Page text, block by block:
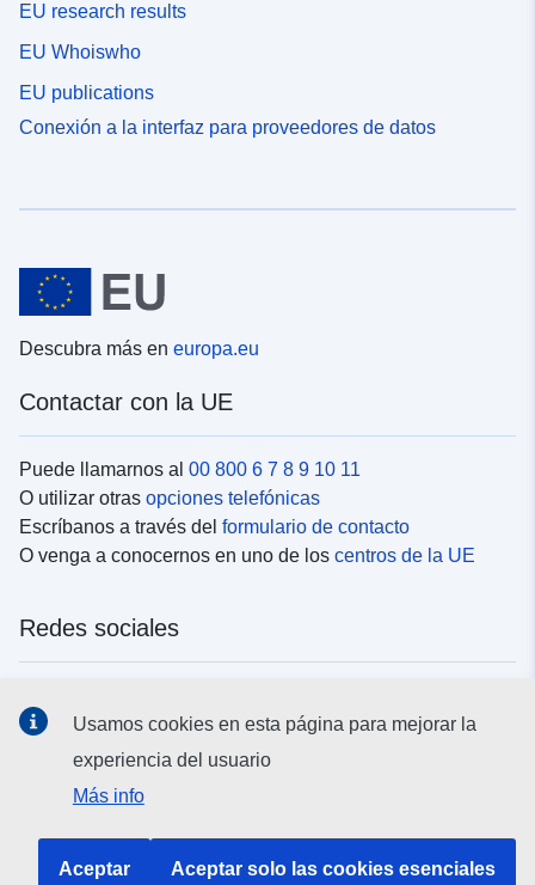
EU research results
EU Whoiswho
EU publications
Conexión a la interfaz para proveedores de datos
Descubra más en europa.eu
Contactar con la UE
Puede llamarnos al 00 800 6 7 8 9 10 11
O utilizar otras opciones telefónicas
Escríbanos a través del formulario de contacto
O venga a conocernos en uno de los centros de la UE
Redes sociales
Instituciones y organismos de la UE
Usamos cookies en esta página para mejorar la
experiencia del usuario
Más info
Aceptar Aceptar solo las cookies esenciales